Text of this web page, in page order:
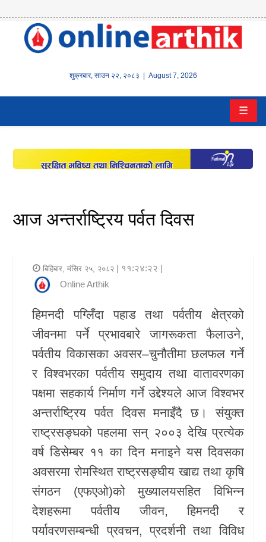
शुक्रबार, साउन २२, २०८३ | August 7, 2026
होम
वित्त
इन्स्योरेन्स
राजनीति
भिडियो
सूचना
प्रविधि
शिक्षा
स्वास्थ्य
☰
आज अन्तर्राष्ट्रिय पर्वत दिवस
बिहिबार, मंसिर २५, २०८२ | ११:२४:२२ |
Online Arthik
हिमनदी पग्लिँदा पहाड तथा पर्वतीय क्षेत्रको
जीवनमा पर्ने प्रभावबारे जागरूकता फैलाउने,
पर्वतीय विकासका अवसर–चुनौतीमा छलफल गर्ने
र विश्वभरका पर्वतीय समुदाय तथा वातावरणका
पक्षमा सहकार्य निर्माण गर्ने उद्देश्यले आज विश्वभर
अन्तर्राष्ट्रिय पर्वत दिवस मनाइँदै छ। संयुक्त
राष्ट्रसङ्घको पहलमा सन् २००३ देखि प्रत्येक
वर्ष डिसेम्बर ११ का दिन मनाइने यस दिवसका
अवसरमा रोमस्थित राष्ट्रसङ्घीय खाद्य तथा कृषि
संगठन (एफएओ)को मुख्यालयसहित विभिन्न
देशहरूमा पर्वतीय जीवन, हिमनदी र
पर्यावरणसम्बन्धी प्रवचन, प्रदर्शनी तथा विविध